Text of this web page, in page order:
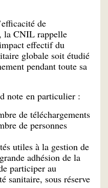
de
la CNIL rappelle
effectif du
globale soit étudié
pendant toute sa
note en particulier :
de téléchargements
de personnes
utiles à la gestion de
adhésion de la
participer au
sanitaire, sous réserve